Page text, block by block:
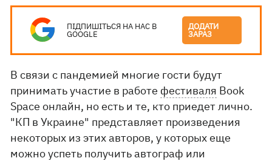
ПІДПИШІТЬСЯ НА НАС В
GOOGLE
ДОДАТИ
ЗАРАЗ
В связи с пандемией многие гости будут
принимать участие в работе фестиваля Book
Space онлайн, но есть и те, кто приедет лично.
"КП в Украине" представляет произведения
некоторых из этих авторов, у которых еще
можно успеть получить автограф или